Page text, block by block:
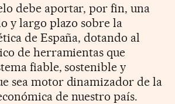
debe aportar, por fin, una
y largo plazo sobre la
de España, dotando al
de herramientas que
fiable, sostenible y
sea motor dinamizador de la
de nuestro país.